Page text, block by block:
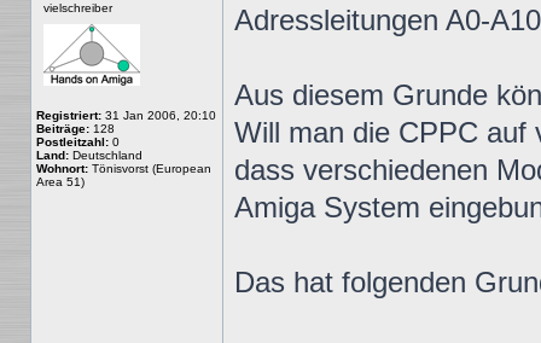
vielschreiber
Registriert: 31 Jan 2006, 20:10
Beiträge: 128
Postleitzahl: 0
Land: Deutschland
Wohnort: Tönisvorst (European
Area 51)
Adressleitungen A0-
Aus diesem Grunde
Will man die CPPC auf
dass verschiedenen
Amiga System
Das hat folgenden